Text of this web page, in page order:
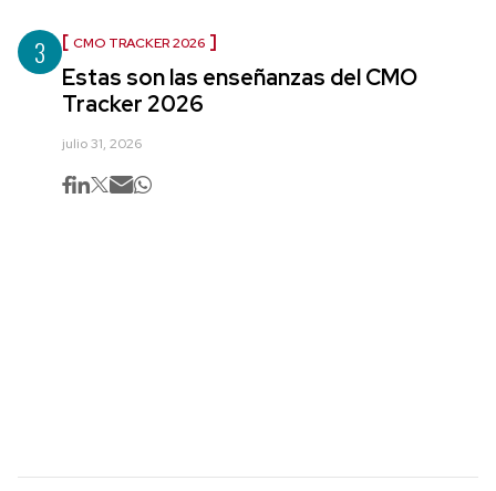
3 CMO TRACKER 2026
Estas son las enseñanzas del CMO
Tracker 2026
julio 31, 2026